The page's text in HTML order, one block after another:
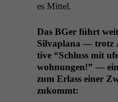
es Mittel.
Das BGer führt
Sil­va­plana — trotz
tive “Schluss mit
woh­nun­gen!” —
zum Erlass ein­er
zukommt: